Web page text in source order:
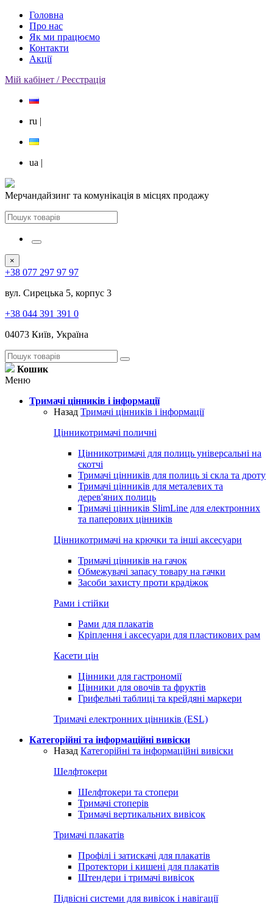
Головна
Про нас
Як ми працюємо
Контакти
Акції
Мій кабінет / Реєстрація
ru |
ua |
Мерчандайзинг та комунікація в місцях продажу
×
+38 077 297 97 97
вул. Сирецька 5, корпус 3
+38 044 391 391 0
04073 Київ, Україна
Кошик
Меню
Тримачі цінників і інформації
Назад Тримачі цінників і інформації
Цінникотримачі поличні
Цінникотримачі для полиць універсальні на
скотчі
Тримачі цінників для полиць зі скла та дроту
Тримачі цінників для металевих та
дерев'яних полиць
Тримачі цінників SlimLine для електронних
та паперових цінників
Цінникотримачі на крючки та інші аксесуари
Тримачі цінників на гачок
Обмежувачі запасу товару на гачки
Засоби захисту проти крадіжок
Рами і стійки
Рами для плакатів
Кріплення і аксесуари для пластикових рам
Касети цін
Цінники для гастрономії
Цінники для овочів та фруктів
Грифельні таблиці та крейдяні маркери
Тримачі електронних цінників (ESL)
Категорійні та інформаційні вивіски
Назад Категорійні та інформаційні вивіски
Шелфтокери
Шелфтокери та стопери
Тримачі стоперів
Тримачі вертикальних вивісок
Тримачі плакатів
Профілі і затискачі для плакатів
Протектори і кишені для плакатів
Штендери і тримачі вивісок
Підвісні системи для вивісок і навігації